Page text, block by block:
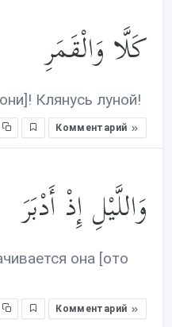
كَلَّا وَالْقَمَرِ
Клянусь луной!
Комментарий
وَاللَّيْلِ إِذْ أَدْبَرَ
она [ото
Комментарий